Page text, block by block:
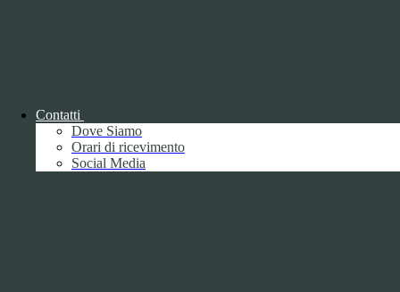
Contatti
Dove Siamo
Orari di ricevimento
Social Media